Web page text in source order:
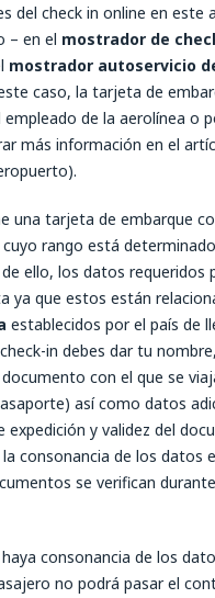
del check in online en este
– en el mostrador de
mostrador autoservicio
caso, la tarjeta de
de la aerolínea o
más información en el
una tarjeta de embarque
rango está
ello, los datos requeridos
ya que estos están
establecidos por el país de
in debes dar tu
con el que se
así como datos
expedición y validez del
consonancia de los datos
se verifican
consonancia de los
no podrá pasar el